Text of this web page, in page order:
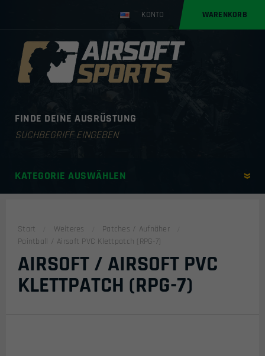
KONTO WARENKORB
FINDE DEINE AUSRÜSTUNG
Products
KATEGORIE AUSWÄHLEN
Start Weiteres
Patches / Aufnäher
Paintball / Airsoft PVC Klettpatch (RPG-7)
AIRSOFT / AIRSOFT PVC
KLETTPATCH (RPG-7)